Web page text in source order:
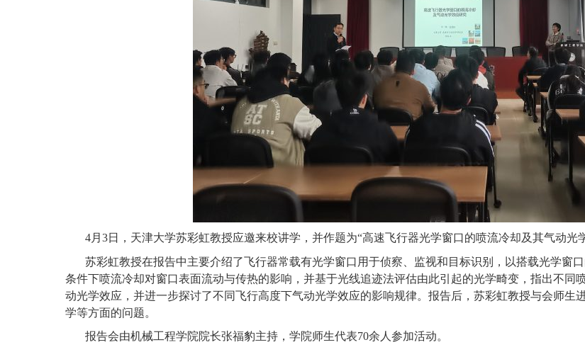
4月3日，天津大学苏彩虹教授应邀来校讲学，并作题为“高速飞行器光学窗口的喷流冷却及其气动光
苏彩虹教授在报告中主要介绍了飞行器常载有光学窗口用于侦察、监视和目标识别，以搭载光学窗
条件下喷流冷却对窗口表面流动与传热的影响，并基于光线追迹法评估由此引起的光学畸变，指出不
动光学效应，并进一步探讨了不同飞行高度下气动光学效应的影响规律。报告后，苏彩虹教授与会师
学等方面的问题。
报告会由机械工程学院院长张福豹主持，学院师生代表70余人参加活动。